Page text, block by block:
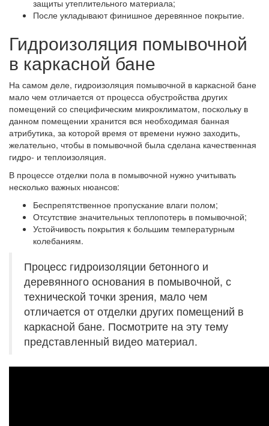
защиты утеплительного материала;
После укладывают финишное деревянное покрытие.
Гидроизоляция помывочной
в каркасной бане
На самом деле, гидроизоляция помывочной в каркасной бане
мало чем отличается от процесса обустройства других
помещений со специфическим микроклиматом, поскольку в
данном помещении хранится вся необходимая банная
атрибутика, за которой время от времени нужно заходить,
желательно, чтобы в помывочной была сделана качественная
гидро- и теплоизоляция.
В процессе отделки пола в помывочной нужно учитывать
несколько важных нюансов:
Беспрепятственное пропускание влаги полом;
Отсутствие значительных теплопотерь в помывочной;
Устойчивость покрытия к большим температурным
колебаниям.
Процесс гидроизоляции бетонного и
деревянного основания в помывочной, с
технической точки зрения, мало чем
отличается от отделки других помещений в
каркасной бане. Посмотрите на эту тему
представленный видео материал.